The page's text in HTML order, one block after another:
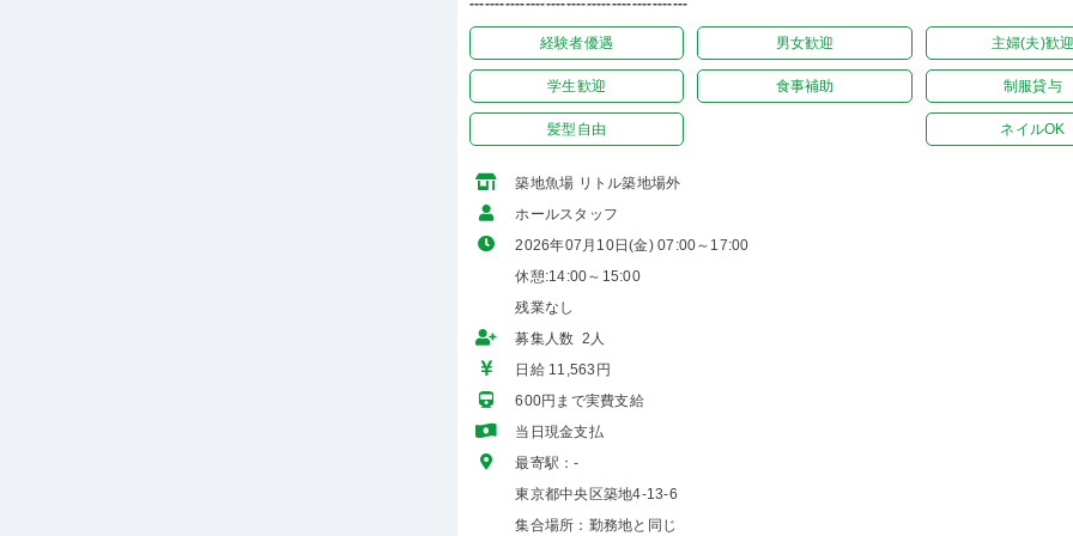
-------------------------------------------
経験者優遇 男女歓迎 主婦(夫)歓
学生歓迎 食事補助 制服貸与
髪型自由 ネイルOK
築地魚場 リトル築地場外
ホールスタッフ
2026年07月10日(金) 07:00～17:00
休憩:14:00～15:00
残業なし
募集人数 2人
日給 11,563円
600円まで実費支給
当日現金支払
最寄駅：-
東京都中央区築地4-13-6
集合場所：勤務地と同じ